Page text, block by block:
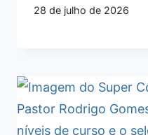
28 de julho de 2026